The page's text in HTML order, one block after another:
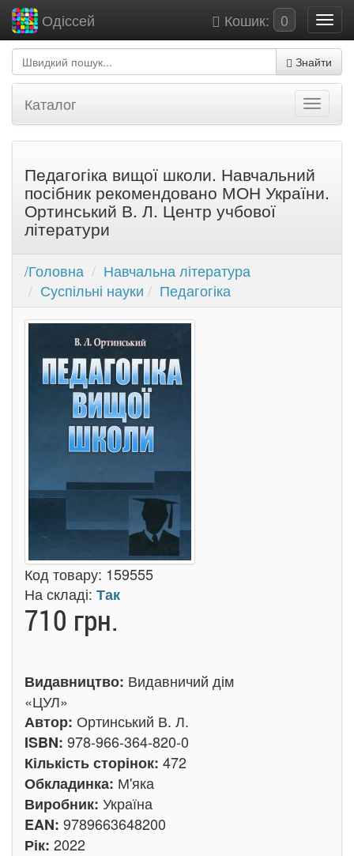
Кошик: 0
Одіссей
Знайти
Каталог
Педагогіка вищої школи. Навчальний
посібник рекомендовано МОН України.
Ортинський В. Л. Центр учбової
літератури
/Головна
Навчальна література
Суспільні науки
Педагогіка
Код товару: 159555
На складі: Так
710 грн.
Видавництво: Видавничий дім
«ЦУЛ»
Автор: Ортинський В. Л.
ISBN: 978-966-364-820-0
Кількість сторінок: 472
Обкладинка: М'яка
Виробник: Україна
EAN: 9789663648200
Рік: 2022